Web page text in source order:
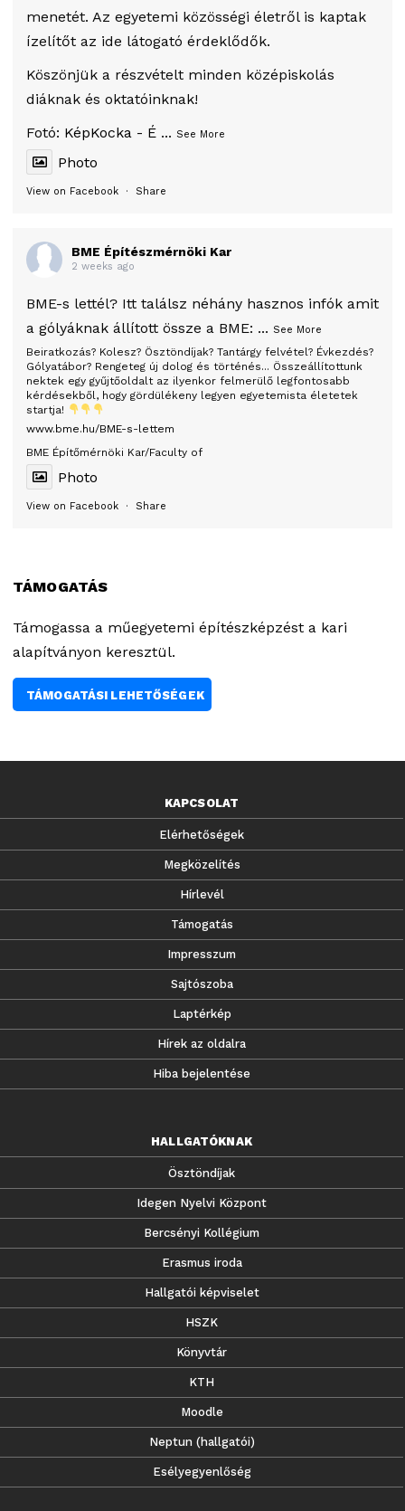
menetét. Az egyetemi közösségi életről is kaptak
ízelítőt az ide látogató érdeklődők.
Köszönjük a részvételt minden középiskolás
diáknak és oktatóinknak!
Fotó: KépKocka - É ... See More
Photo
View on Facebook · Share
BME Építészmérnöki Kar
2 weeks ago
BME-s lettél? Itt találsz néhány hasznos infók amit
a gólyáknak állított össze a BME:
Beiratkozás? Kolesz? Ösztöndíjak? Tantárgy felvétel? Évkezdés?
Gólyatábor? Rengeteg új dolog és történés... Összeállítottunk
nektek egy gyűjtőoldalt az ilyenkor felmerülő legfontosabb
kérdésekből, hogy gördülékeny legyen egyetemista életetek
startja!
www.bme.hu/BME-s-lettem
BME Építőmérnöki Kar/Faculty of
... See More
Photo
View on Facebook · Share
TÁMOGATÁS
Támogassa a műegyetemi építészképzést a kari
alapítványon keresztül.
TÁMOGATÁSI LEHETŐSÉGEK
KAPCSOLAT
Elérhetőségek
Megközelítés
Hírlevél
Támogatás
Impresszum
Sajtószoba
Laptérkép
Hírek az oldalra
Hiba bejelentése
HALLGATÓKNAK
Ösztöndíjak
Idegen Nyelvi Központ
Bercsényi Kollégium
Erasmus iroda
Hallgatói képviselet
HSZK
Könyvtár
KTH
Moodle
Neptun (hallgatói)
Esélyegyenlőség